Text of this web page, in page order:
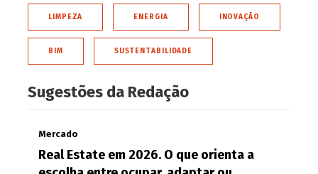
LIMPEZA ENERGIA INOVAÇÃO
BIM SUSTENTABILIDADE
Sugestões da Redação
Mercado
Real Estate em 2026. O que orienta a